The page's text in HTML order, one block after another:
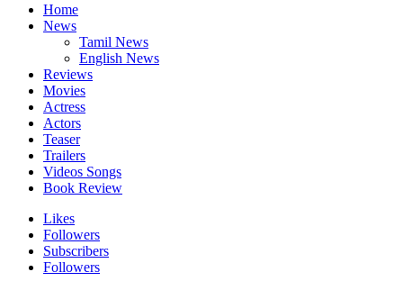
Home
News
Tamil News
English News
Reviews
Movies
Actress
Actors
Teaser
Trailers
Videos Songs
Book Review
Likes
Followers
Subscribers
Followers